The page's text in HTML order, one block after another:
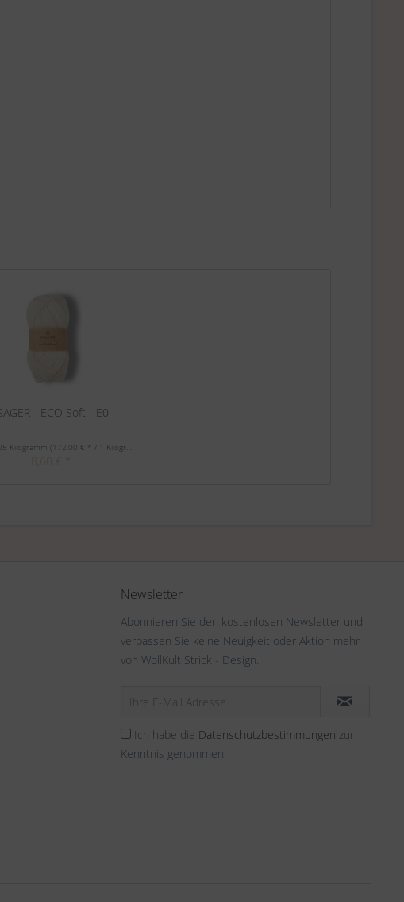
- ECO Soft - E0
Kilogramm (172,00 € * / 1 Kilogramm)
Newsletter
Abonnieren Sie den kostenlosen Newsletter und
verpassen Sie keine Neuigkeit oder Aktion mehr
von WollKult Strick - Design.
Ich habe die Datenschutzbestimmungen zur
Kenntnis genommen.